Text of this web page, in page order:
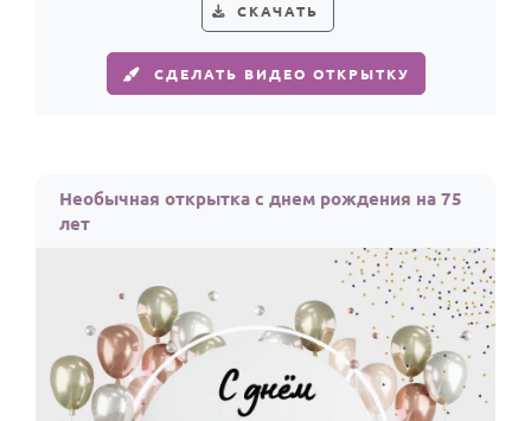
СКАЧАТЬ
СДЕЛАТЬ ВИДЕО ОТКРЫТКУ
Необычная открытка с днем рождения на 75
лет